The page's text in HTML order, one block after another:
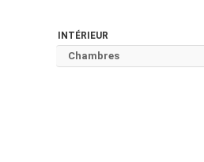
INTÉRIEUR
Chambres